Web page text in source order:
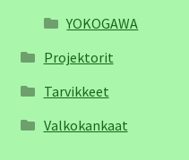
YOKOGAWA
Projektorit
Tarvikkeet
Valkokankaat